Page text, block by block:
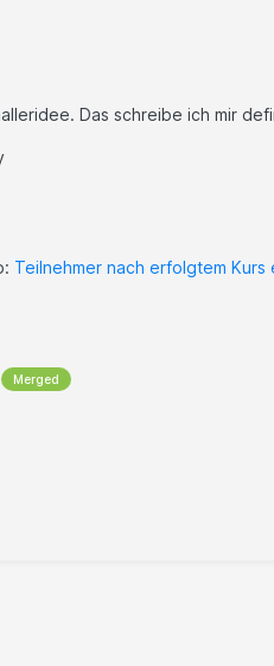
Das schreibe ich mir
Teilnehmer nach erfolgtem Kurs
Merged